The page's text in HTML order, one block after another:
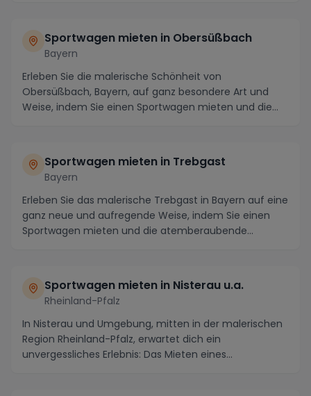
Sportwagen mieten in Obersüßbach
Bayern
Erleben Sie die malerische Schönheit von
Obersüßbach, Bayern, auf ganz besondere Art und
Weise, indem Sie einen Sportwagen mieten und die
Sportwagen mieten in Trebgast
Bayern
Erleben Sie das malerische Trebgast in Bayern auf eine
ganz neue und aufregende Weise, indem Sie einen
Sportwagen mieten und die atemberaubende
Sportwagen mieten in Nisterau u.a.
Rheinland-Pfalz
In Nisterau und Umgebung, mitten in der malerischen
Region Rheinland-Pfalz, erwartet dich ein
unvergessliches Erlebnis: Das Mieten eines